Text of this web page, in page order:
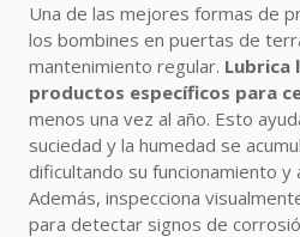
Una de las mejores formas de
los bombines en puertas de
mantenimiento regular. Lubrica
productos específicos para
menos una vez al año. Esto
suciedad y la humedad se
dificultando su funcionamiento
Además, inspecciona
para detectar signos de